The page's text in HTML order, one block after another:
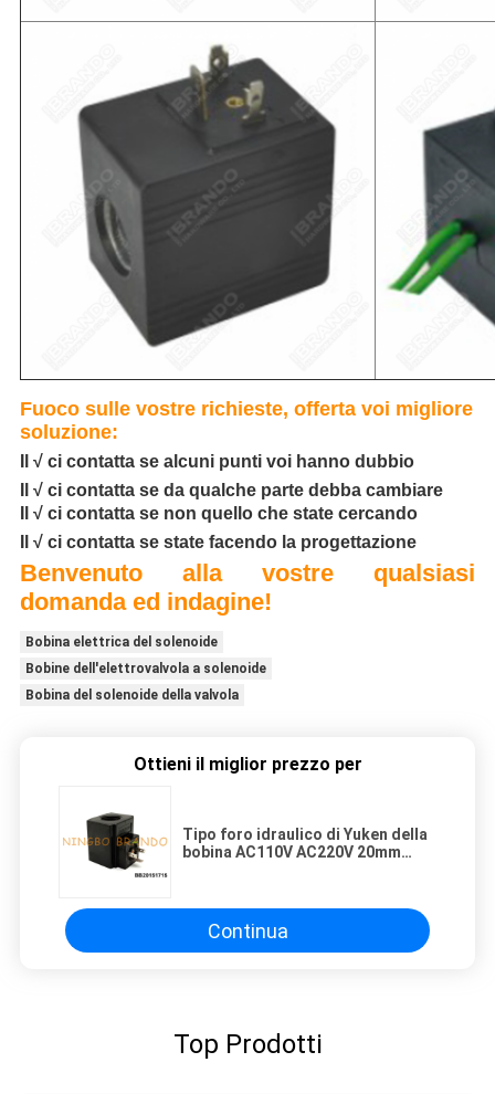
Fuoco sulle vostre richieste, offerta voi migliore
soluzione:
Il √ ci contatta se alcuni punti voi hanno dubbio
Il √ ci contatta se da qualche parte debba cambiare
Il √ ci contatta se non quello che state cercando
Il √ ci contatta se state facendo la progettazione
Benvenuto alla vostre qualsiasi
domanda ed indagine!
Bobina elettrica del solenoide
Bobine dell'elettrovalvola a solenoide
Bobina del solenoide della valvola
Ottieni il miglior prezzo per
Tipo foro idraulico di Yuken della
bobina AC110V AC220V 20mm
Continua
Top Prodotti